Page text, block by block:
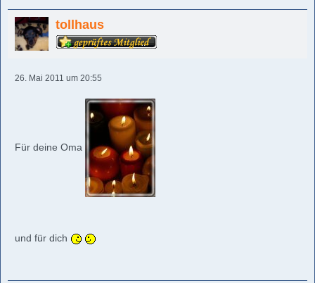
tollhaus
26. Mai 2011 um 20:55
Für deine Oma
und für dich